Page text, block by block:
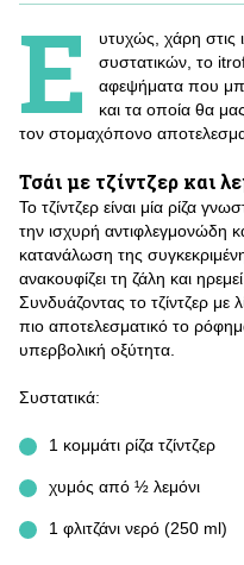
Ε
υτυχώς, χάρη στις
συστατικών, το
αφεψήματα που
και τα οποία θα
τον στομαχόπονο
Τσάι με τζίντζερ και
Το τζίντζερ είναι μία ρίζα
την ισχυρή αντιφλεγμονώδη
κατανάλωση της
ανακουφίζει τη ζάλη και
Συνδυάζοντας το τζίντζερ με
πιο αποτελεσματικό το
υπερβολική οξύτητα.
Συστατικά:
1 κομμάτι ρίζα τζίντζερ
χυμός από ½ λεμόνι
1 φλιτζάνι νερό (250 ml)